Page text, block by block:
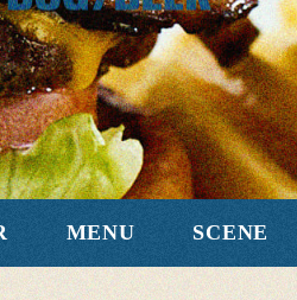
MENU SCENE